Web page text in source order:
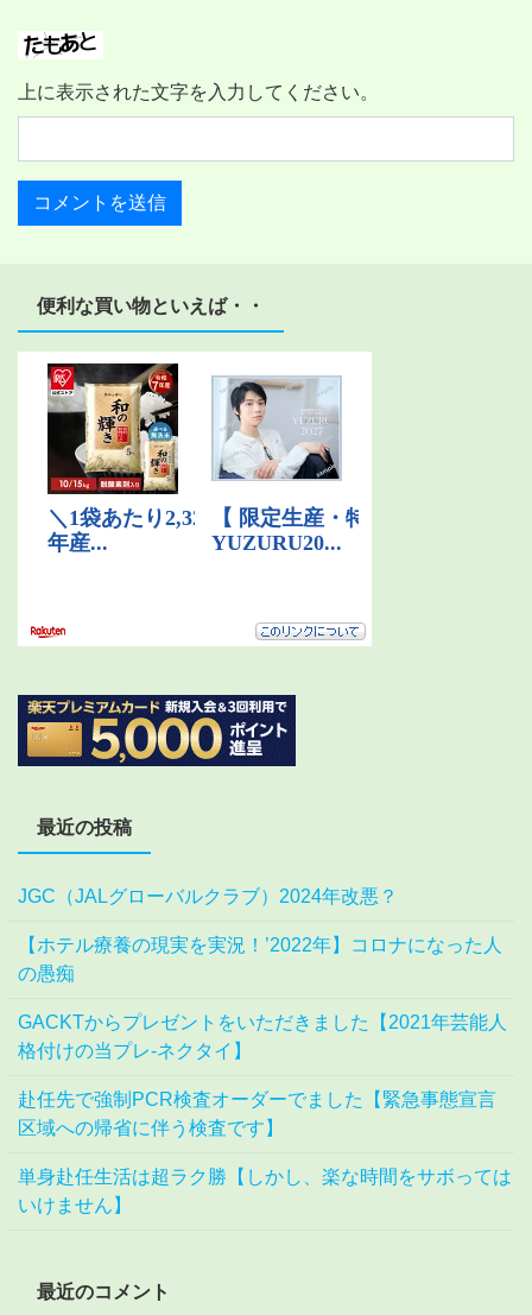
上に表示された文字を入力してください。
便利な買い物といえば・・
最近の投稿
JGC（JALグローバルクラブ）2024年改悪？
【ホテル療養の現実を実況！’2022年】コロナになった人
の愚痴
GACKTからプレゼントをいただきました【2021年芸能人
格付けの当プレ-ネクタイ】
赴任先で強制PCR検査オーダーでました【緊急事態宣言
区域への帰省に伴う検査です】
単身赴任生活は超ラク勝【しかし、楽な時間をサボっては
いけません】
最近のコメント